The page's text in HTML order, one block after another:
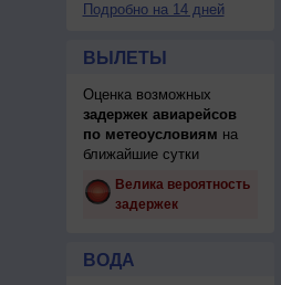
Подробно на 14 дней
ВЫЛЕТЫ
Оценка возможных
задержек авиарейсов
по метеоусловиям на
ближайшие сутки
Велика вероятность
задержек
ВОДА